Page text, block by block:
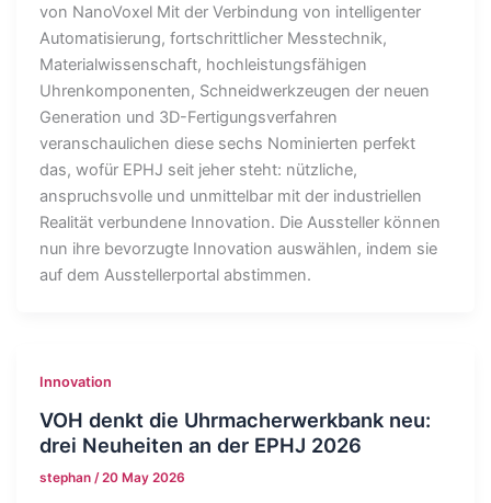
von NanoVoxel Mit der Verbindung von intelligenter
Automatisierung, fortschrittlicher Messtechnik,
Materialwissenschaft, hochleistungsfähigen
Uhrenkomponenten, Schneidwerkzeugen der neuen
Generation und 3D-Fertigungsverfahren
veranschaulichen diese sechs Nominierten perfekt
das, wofür EPHJ seit jeher steht: nützliche,
anspruchsvolle und unmittelbar mit der industriellen
Realität verbundene Innovation. Die Aussteller können
nun ihre bevorzugte Innovation auswählen, indem sie
auf dem Ausstellerportal abstimmen.
Innovation
VOH denkt die Uhrmacherwerkbank neu:
drei Neuheiten an der EPHJ 2026
stephan/20 May 2026